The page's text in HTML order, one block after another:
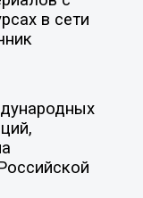
в сети